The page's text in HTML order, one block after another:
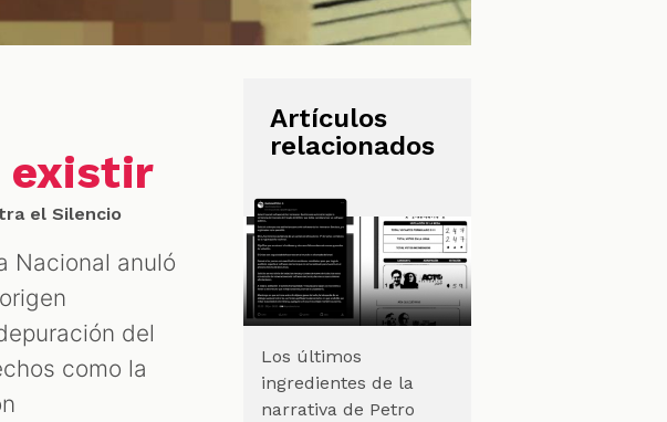
existir
el Silencio
Nacional anuló
del
como la
Artículos
relacionados
Los últimos
ingredientes de la
narrativa de Petro